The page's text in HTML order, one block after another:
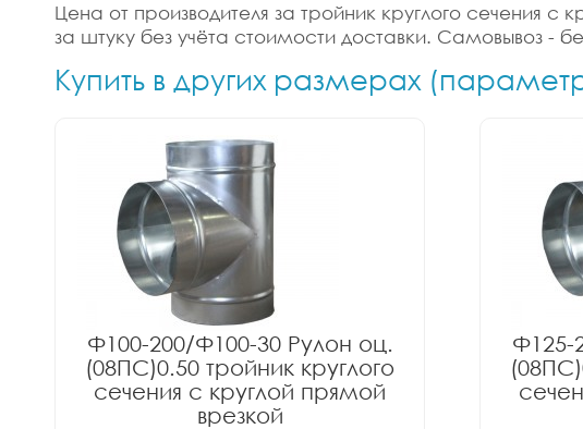
Цена от производителя за тройник круглого сечения с
за штуку без учёта стоимости доставки. Самовывоз -
Купить в других размерах
Ф100-200/Ф100-30 Рулон оц.
(08ПС)0.50 тройник круглого
сечения с круглой прямой
врезкой
Ф125-